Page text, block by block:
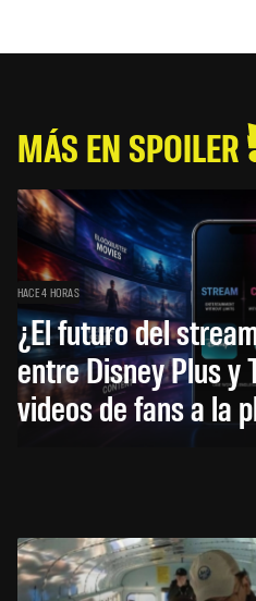
MÁS EN SPOILER
HACE 4 HORAS
¿El futuro del
entre Disney Plus y
videos de fans a la